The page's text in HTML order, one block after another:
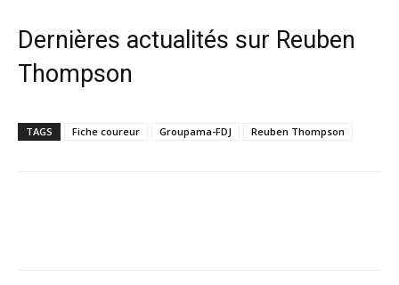
Dernières actualités sur Reuben
Thompson
TAGS Fiche coureur Groupama-FDJ Reuben Thompson